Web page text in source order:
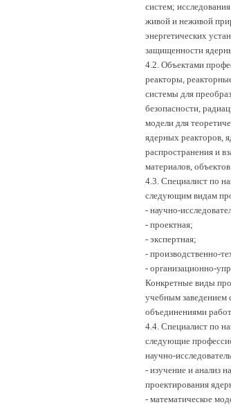
систем;
живой и неживой
энергетических
защищенности
4.2. Объектами
реакторы,
системы для
безопасности,
модели для
ядерных реакторов,
распространения и
материалов,
4.3. Специалист по
следующим видам
- научно-
- проектная;
- экспертная;
- производственно-
- организационно-
Конкретные виды
учебным заведением
объединениями
4.4. Специалист по
следующие
научно-
- изучение и анализ
проектирования
- математическое